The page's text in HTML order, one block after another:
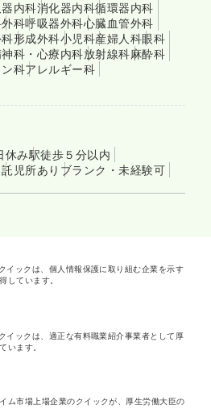
内科消化器内科循環器内科
外科呼吸器外科心臓血管外科
形成外科小児科産婦人科眼科
科・心療内科放射線科麻酔科
科アレルギー科
休み駅徒歩５分以内
託児所あり ブランク・未経験可
イックは、個人情報保護に取り組む企業を示す
しています。
イックは、適正な有料職業紹介事業者として厚
います。
ム市場上場企業のクイックが、厚生労働大臣の